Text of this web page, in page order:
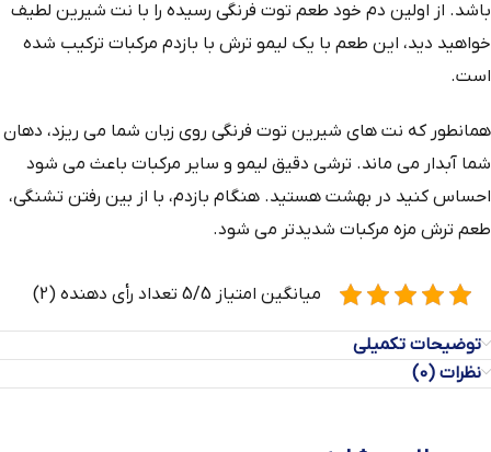
باشد. از اولین دم خود طعم توت فرنگی رسیده را با نت شیرین لطیف
خواهید دید، این طعم با یک لیمو ترش با بازدم مرکبات ترکیب شده
است.
همانطور که نت های شیرین توت فرنگی روی زبان شما می ریزد، دهان
شما آبدار می ماند. ترشی دقیق لیمو و سایر مرکبات باعث می شود
احساس کنید در بهشت هستید. هنگام بازدم، با از بین رفتن تشنگی،
طعم ترش مزه مرکبات شدیدتر می شود.
میانگین امتیاز 5/5 تعداد رأی دهنده (2)
توضیحات تکمیلی
نظرات (0)